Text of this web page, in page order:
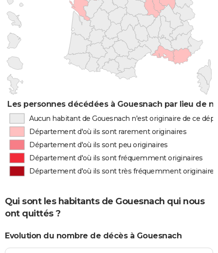
Les personnes décédées à Gouesnach par lieu de
Aucun habitant de Gouesnach n'est originaire de ce
Département d'où ils sont rarement originaires
Département d'où ils sont peu originaires
Département d'où ils sont fréquemment originaires
Département d'où ils sont très fréquemment originaires
Qui sont les habitants de Gouesnach qui nous
ont quittés ?
Evolution du nombre de décès à Gouesnach